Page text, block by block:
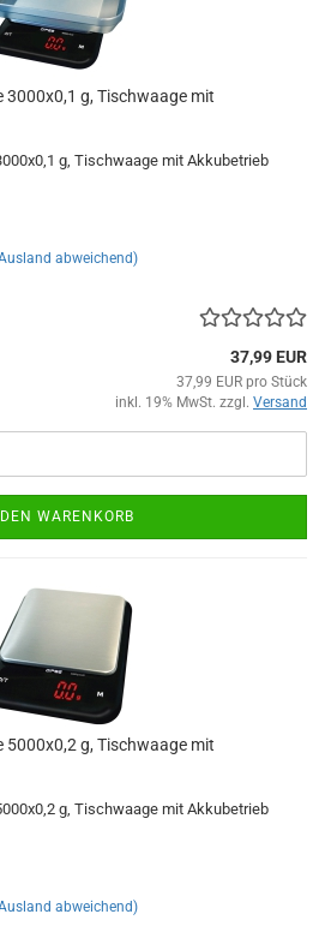
3000x0,1 g, Tischwaage mit
g, Tischwaage mit Akkubetrieb
abweichend)
37,99 EUR
37,99 EUR pro Stück
inkl. 19% MwSt. zzgl. Versand
DEN WARENKORB
5000x0,2 g, Tischwaage mit
g, Tischwaage mit Akkubetrieb
abweichend)